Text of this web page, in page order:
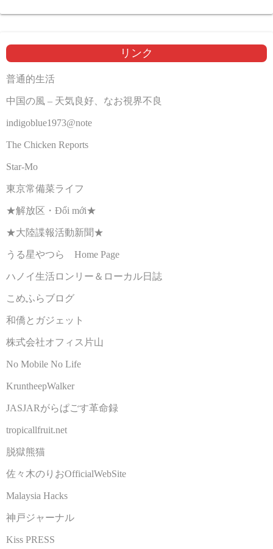
リンク
普通的生活
中国の風 – 天気良好、なお視界不良
indigoblue1973@note
The Chicken Reports
Star-Mo
東京常備菜ライフ
★解放区・Đổi mới★
★大陸諜報活動新聞★
うる星やつら Home Page
ハノイ生活ロンリー＆ローカル日誌
こめふらブログ
和僑とガジェット
株式会社オフィス片山
No Mobile No Life
KruntheepWalker
JASJARがらぱごす革命録
tropicallfruit.net
脱獄熊猫
佐々木のりおOfficialWebSite
Malaysia Hacks
神戸ジャーナル
Kiss PRESS